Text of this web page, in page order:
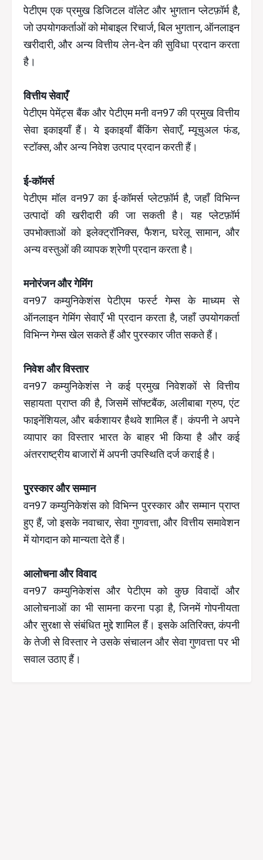
पेटीएम एक प्रमुख डिजिटल वॉलेट और भुगतान प्लेटफ़ॉर्म है,
जो उपयोगकर्ताओं को मोबाइल रिचार्ज, बिल भुगतान, ऑनलाइन
खरीदारी, और अन्य वित्तीय लेन-देन की सुविधा प्रदान करता
है।
वित्तीय सेवाएँ
पेटीएम पेमेंट्स बैंक और पेटीएम मनी वन97 की प्रमुख वित्तीय
सेवा इकाइयाँ हैं। ये इकाइयाँ बैंकिंग सेवाएँ, म्यूचुअल फंड,
स्टॉक्स, और अन्य निवेश उत्पाद प्रदान करती हैं।
ई-कॉमर्स
पेटीएम मॉल वन97 का ई-कॉमर्स प्लेटफ़ॉर्म है, जहाँ विभिन्न
उत्पादों की खरीदारी की जा सकती है। यह प्लेटफ़ॉर्म
उपभोक्ताओं को इलेक्ट्रॉनिक्स, फैशन, घरेलू सामान, और
अन्य वस्तुओं की व्यापक श्रेणी प्रदान करता है।
मनोरंजन और गेमिंग
वन97 कम्युनिकेशंस पेटीएम फर्स्ट गेम्स के माध्यम से
ऑनलाइन गेमिंग सेवाएँ भी प्रदान करता है, जहाँ उपयोगकर्ता
विभिन्न गेम्स खेल सकते हैं और पुरस्कार जीत सकते हैं।
निवेश और विस्तार
वन97 कम्युनिकेशंस ने कई प्रमुख निवेशकों से वित्तीय
सहायता प्राप्त की है, जिसमें सॉफ्टबैंक, अलीबाबा ग्रुप, एंट
फाइनेंशियल, और बर्कशायर हैथवे शामिल हैं। कंपनी ने अपने
व्यापार का विस्तार भारत के बाहर भी किया है और कई
अंतरराष्ट्रीय बाजारों में अपनी उपस्थिति दर्ज कराई है।
पुरस्कार और सम्मान
वन97 कम्युनिकेशंस को विभिन्न पुरस्कार और सम्मान प्राप्त
हुए हैं, जो इसके नवाचार, सेवा गुणवत्ता, और वित्तीय समावेशन
में योगदान को मान्यता देते हैं।
आलोचना और विवाद
वन97 कम्युनिकेशंस और पेटीएम को कुछ विवादों और
आलोचनाओं का भी सामना करना पड़ा है, जिनमें गोपनीयता
और सुरक्षा से संबंधित मुद्दे शामिल हैं। इसके अतिरिक्त, कंपनी
के तेजी से विस्तार ने उसके संचालन और सेवा गुणवत्ता पर भी
सवाल उठाए हैं।